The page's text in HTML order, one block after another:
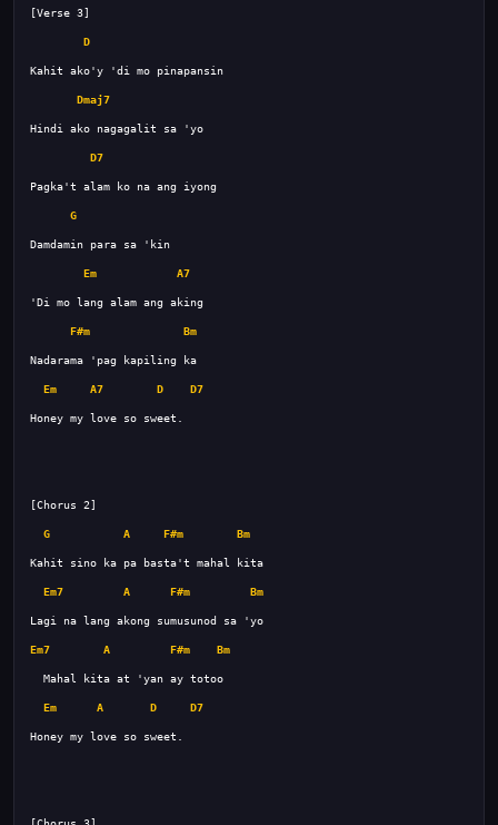
D
Dmaj7
D7
G
Em A7
F#m Bm
Em A7 D D7
G A F#m Bm
Em7 A F#m Bm
Em7 A F#m Bm
Em A D D7